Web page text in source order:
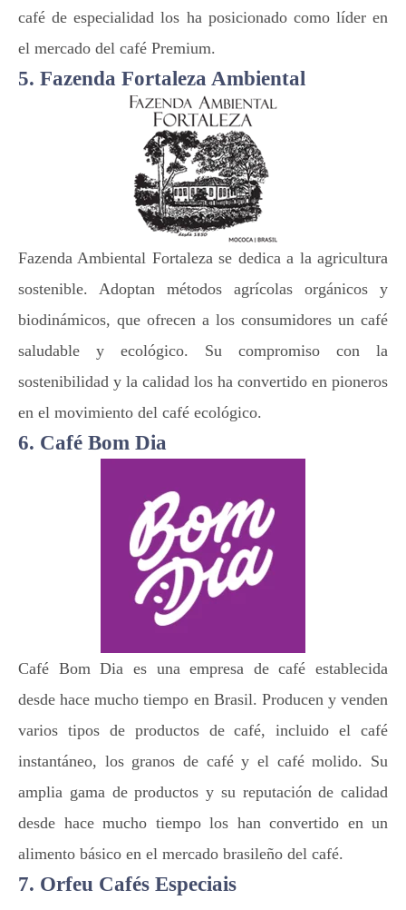
café de especialidad los ha posicionado como líder en
el mercado del café Premium.
5. Fazenda Fortaleza Ambiental
Fazenda Ambiental Fortaleza se dedica a la agricultura
sostenible. Adoptan métodos agrícolas orgánicos y
biodinámicos, que ofrecen a los consumidores un café
saludable y ecológico. Su compromiso con la
sostenibilidad y la calidad los ha convertido en pioneros
en el movimiento del café ecológico.
6. Café Bom Dia
Café Bom Dia es una empresa de café establecida
desde hace mucho tiempo en Brasil. Producen y venden
varios tipos de productos de café, incluido el café
instantáneo, los granos de café y el café molido. Su
amplia gama de productos y su reputación de calidad
desde hace mucho tiempo los han convertido en un
alimento básico en el mercado brasileño del café.
7. Orfeu Cafés Especiais